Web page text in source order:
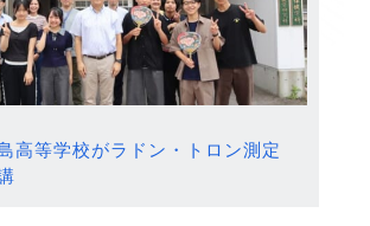
高等学校がラドン・トロン測定